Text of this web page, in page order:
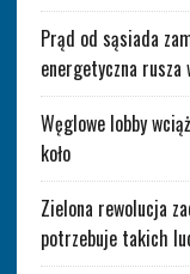
Prąd od sąsiada
energetyczna rusza
Węglowe lobby
koło
Zielona rewolucja
potrzebuje takich